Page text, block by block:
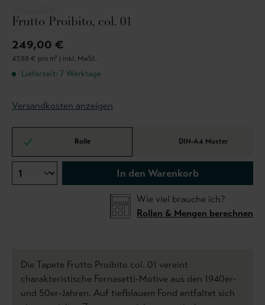
Frutto Proibito, col. 01
249,00 €
47,88 € pro m² | inkl. MwSt.
Lieferzeit: 7 Werktage
Versandkosten anzeigen
Rolle DIN-A4 Muster
In den Warenkorb
Wie viel brauche ich?
Rollen & Mengen berechnen
Die Tapete Frutto Proibito col. 01 vereint
charakteristische Fornasetti-Motive aus den 1940er-
und 50er-Jahren. Auf tiefblauem Fond entfaltet sich